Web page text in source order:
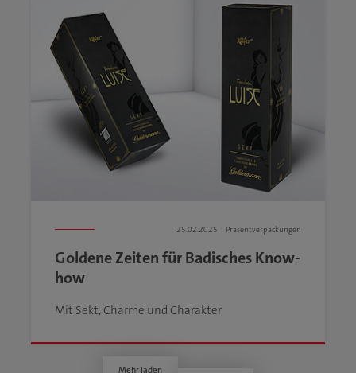
25.02.2025 Präsentverpackungen
Goldene Zeiten für Badisches Know-
how
Mit Sekt, Charme und Charakter
Mehr laden